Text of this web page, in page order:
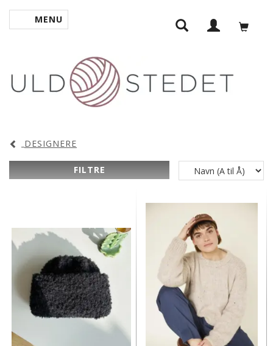
SKIFTE NAVIGATION
MENU
DESIGNERE
FILTRE